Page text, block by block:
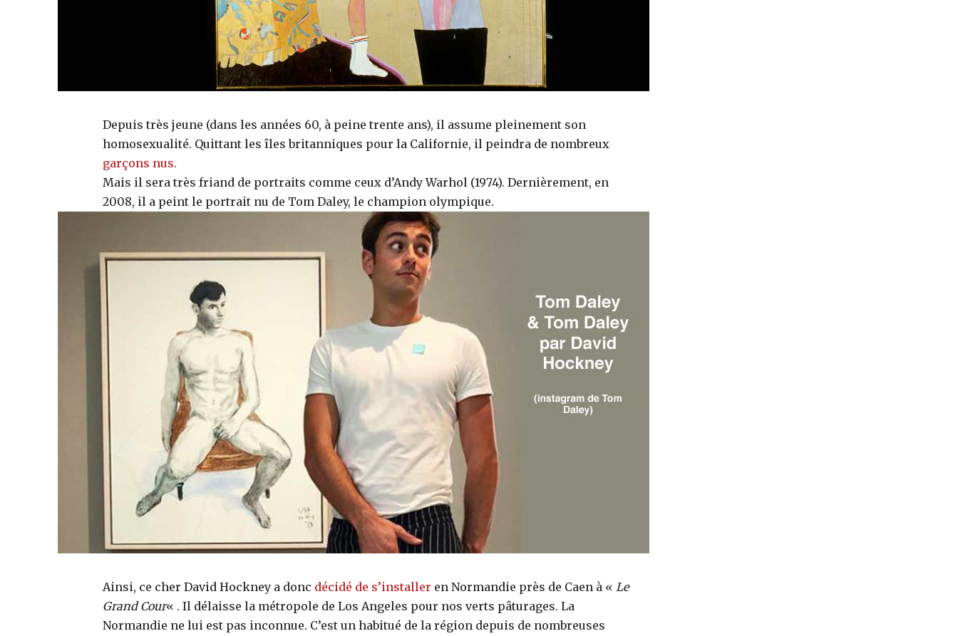
Depuis très jeune (dans les années 60, à peine trente ans), il assume pleinement son
homosexualité. Quittant les îles britanniques pour la Californie, il peindra de nombreux
garçons nus.
Mais il sera très friand de portraits comme ceux d’Andy Warhol (1974). Dernièrement, en
2008, il a peint le portrait nu de Tom Daley, le champion olympique.
Ainsi, ce cher David Hockney a donc décidé de s’installer en Normandie près de Caen à « Le
Grand Cour« . Il délaisse la métropole de Los Angeles pour nos verts pâturages. La
Normandie ne lui est pas inconnue. C’est un habitué de la région depuis de nombreuses